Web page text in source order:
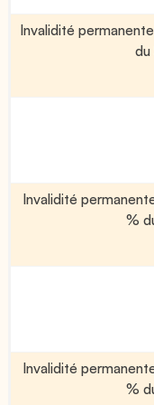
Invalidité
du
Invalidité
%
Invalidité
%